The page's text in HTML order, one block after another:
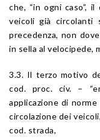
che, “in ogni caso”,
veicoli già circolanti
precedenza, non
in sella al velocipede,
3.3. Il terzo motivo
cod. proc. civ. –
applicazione di
circolazione dei
cod. strada,